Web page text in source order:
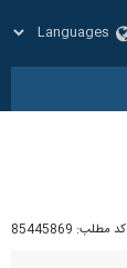
کد مطلب: 85445869